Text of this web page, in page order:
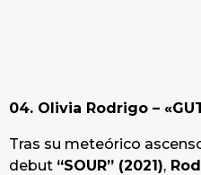
04. Olivia Rodrigo –
Tras su meteórico
debut “SOUR” (2021),